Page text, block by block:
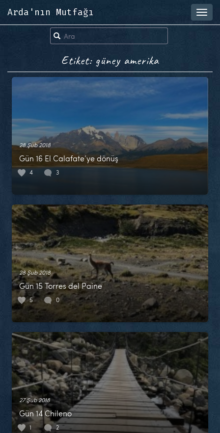
Arda'nın Mutfağı
Etiket: güney amerika
28 Şub 2018
Gün 16 El Calafate’ye dönüş
4 3
28 Şub 2018
Gün 15 Torres del Paine
5 0
27 Şub 2018
Gün 14 Chileno
1 2